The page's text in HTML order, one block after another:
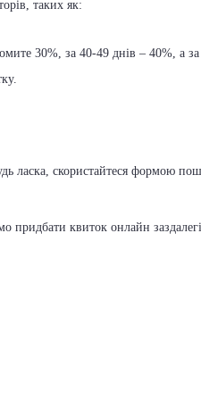
таких як:
30%, за 40-49 днів – 40%, а
ласка, скористайтеся формою
квиток онлайн